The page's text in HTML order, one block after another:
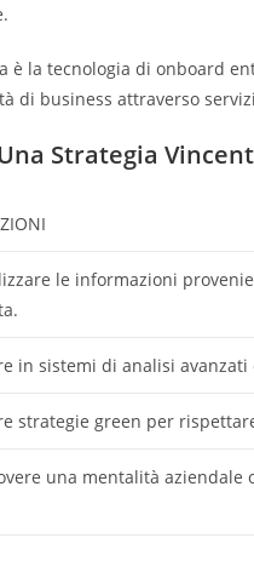
è la tecnologia di onboard
di business attraverso
Strategia
le informazioni
in sistemi di analisi
strategie green per
una mentalità aziendale